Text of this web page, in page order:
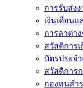
การรับส่ง
เงินเดือน
การลาต่า
สวัสดิการ
บัตรประจ
สวัสดิการ
กองทุนสำ